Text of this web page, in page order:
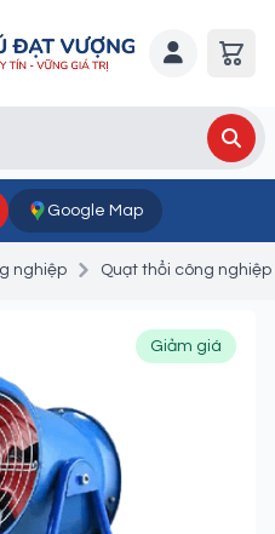
Google Map
nghiệp Quạt thổi công
Giảm giá